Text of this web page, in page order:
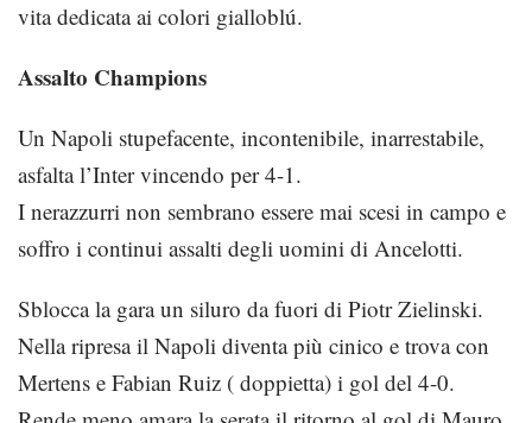
vita dedicata ai colori gialloblú.
Assalto Champions
Un Napoli stupefacente, incontenibile, inarrestabile,
asfalta l’Inter vincendo per 4-1.
I nerazzurri non sembrano essere mai scesi in campo e
soffro i continui assalti degli uomini di Ancelotti.
Sblocca la gara un siluro da fuori di Piotr Zielinski.
Nella ripresa il Napoli diventa più cinico e trova con
Mertens e Fabian Ruiz ( doppietta) i gol del 4-0.